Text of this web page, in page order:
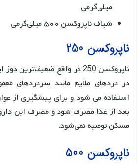
میلی‌گرمی
شیاف ناپروکسن ۵۰۰ میلی‌گرمی
ناپروکسن 250
ناپروکسن 250 در واقع
در دردهای ملایم مانند سردردهای
استفاده می شود و برای پیشگیری از
بعد از غذا مصرف شود و مصرف این دارو
مسکن توصیه نمی‌شود.
ناپروکسن 500